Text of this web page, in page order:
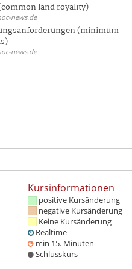
land royality)
news.de
(minimum
news.de
Kursinformationen
positive Kursänderung
negative Kursänderung
Keine Kursänderung
Realtime
min 15. Minuten
Schlusskurs